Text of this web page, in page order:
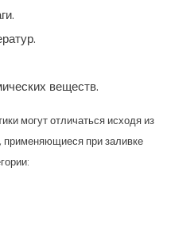
веществ.
могут отличаться исходя из
применяющиеся при заливке